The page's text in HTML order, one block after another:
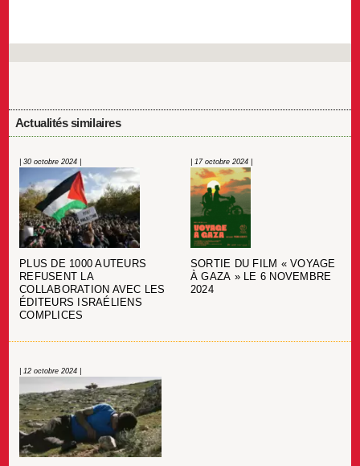
Actualités similaires
| 30 octobre 2024 |
PLUS DE 1000 AUTEURS
REFUSENT LA
COLLABORATION AVEC LES
ÉDITEURS ISRAÉLIENS
COMPLICES
| 17 octobre 2024 |
SORTIE DU FILM « VOYAGE
À GAZA » LE 6 NOVEMBRE
2024
| 12 octobre 2024 |